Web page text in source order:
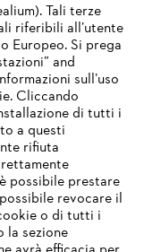
Tali terze
riferibili all’utente
Europeo. Si prega
and
sull’uso
Cliccando
di tutti i
a questi
rifiuta
possibile prestare
revocare il
o di tutti i
la sezione